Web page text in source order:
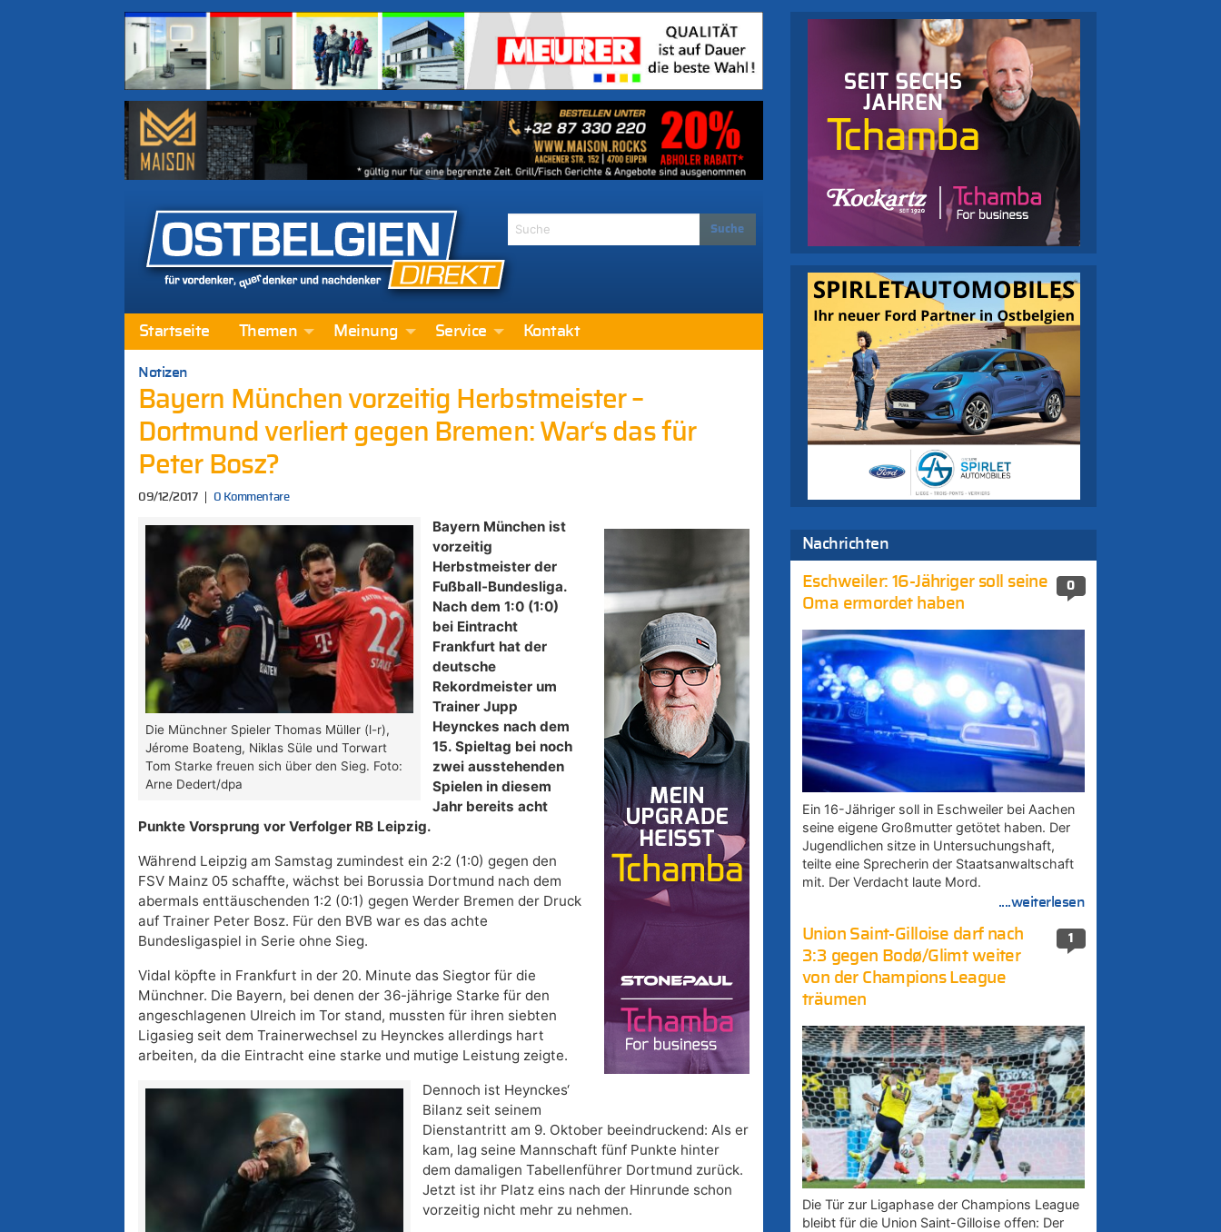
Startseite Themen Meinung Service Kontakt
Notizen
Bayern München vorzeitig Herbstmeister –
Dortmund verliert gegen Bremen: War‘s das für
Peter Bosz?
09/12/2017 0 Kommentare
Die Münchner Spieler Thomas Müller (l-r),
Jérome Boateng, Niklas Süle und Torwart
Tom Starke freuen sich über den Sieg. Foto:
Arne Dedert/dpa
Bayern München ist
vorzeitig
Herbstmeister der
Fußball-Bundesliga.
Nach dem 1:0 (1:0)
bei Eintracht
Frankfurt hat der
deutsche
Rekordmeister um
Trainer Jupp
Heynckes nach dem
15. Spieltag bei noch
zwei ausstehenden
Spielen in diesem
Jahr bereits acht
Punkte Vorsprung vor Verfolger RB Leipzig.
Während Leipzig am Samstag zumindest ein 2:2 (1:0) gegen den
FSV Mainz 05 schaffte, wächst bei Borussia Dortmund nach dem
abermals enttäuschenden 1:2 (0:1) gegen Werder Bremen der Druck
auf Trainer Peter Bosz. Für den BVB war es das achte
Bundesligaspiel in Serie ohne Sieg.
Vidal köpfte in Frankfurt in der 20. Minute das Siegtor für die
Münchner. Die Bayern, bei denen der 36-jährige Starke für den
angeschlagenen Ulreich im Tor stand, mussten für ihren siebten
Ligasieg seit dem Trainerwechsel zu Heynckes allerdings hart
arbeiten, da die Eintracht eine starke und mutige Leistung zeigte.
Dennoch ist Heynckes‘
Bilanz seit seinem
Dienstantritt am 9. Oktober beeindruckend: Als er
kam, lag seine Mannschaft fünf Punkte hinter
dem damaligen Tabellenführer Dortmund zurück.
Jetzt ist ihr Platz eins nach der Hinrunde schon
vorzeitig nicht mehr zu nehmen.
Nachrichten
0
Eschweiler: 16-Jähriger soll seine
Oma ermordet haben
Ein 16-Jähriger soll in Eschweiler bei Aachen
seine eigene Großmutter getötet haben. Der
Jugendlichen sitze in Untersuchungshaft,
teilte eine Sprecherin der Staatsanwaltschaft
mit. Der Verdacht laute Mord.
....weiterlesen
1
Union Saint-Gilloise darf nach
3:3 gegen Bodø/Glimt weiter
von der Champions League
träumen
Die Tür zur Ligaphase der Champions League
bleibt für die Union Saint-Gilloise offen: Der